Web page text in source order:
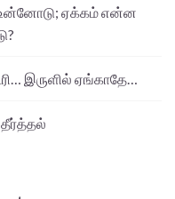
ஏக்கம் என்ன
இருளில் ஏங்காதே…
தீர்த்தல்